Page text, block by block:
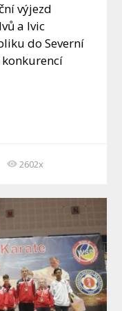
výjezd
a lvic
do Severní
2602x